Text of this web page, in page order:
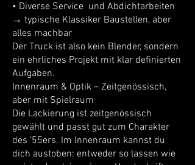
• Diverse Service und Abdichtarbeiten
→ typische Klassiker Baustellen, aber
alles machbar
Der Truck ist also kein Blender, sondern
ein ehrliches Projekt mit klar definierten
Aufgaben.
Innenraum & Optik – Zeitgenössisch,
aber mit Spielraum
Die Lackierung ist zeitgenössisch
gewählt und passt gut zum Charakter
des ’55ers. Im Innenraum kannst du
dich austoben: entweder so lassen wie